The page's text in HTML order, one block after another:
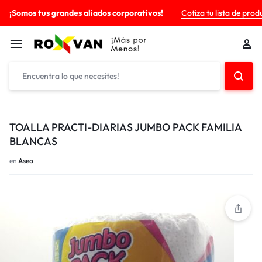
¡Somos tus grandes aliados corporativos! Cotiza tu lista de
TOALLA PRACTI-DIARIAS JUMBO PACK FAMILIA
BLANCAS
en Aseo